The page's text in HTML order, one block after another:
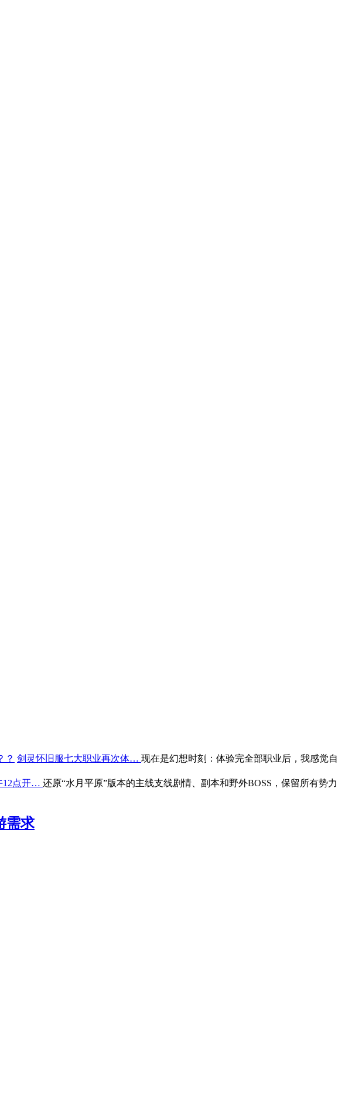
剑灵怀旧服七大职业再次体… 现在是幻想时刻：体验完全部职业后，我感觉自
12点开… 还原“水月平原”版本的主线支线剧情、副本和野外BOSS，保留所有势力
需求